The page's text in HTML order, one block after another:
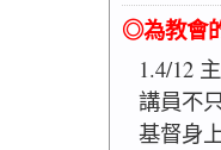
◎為教會
1.4/12
講員不
基督身